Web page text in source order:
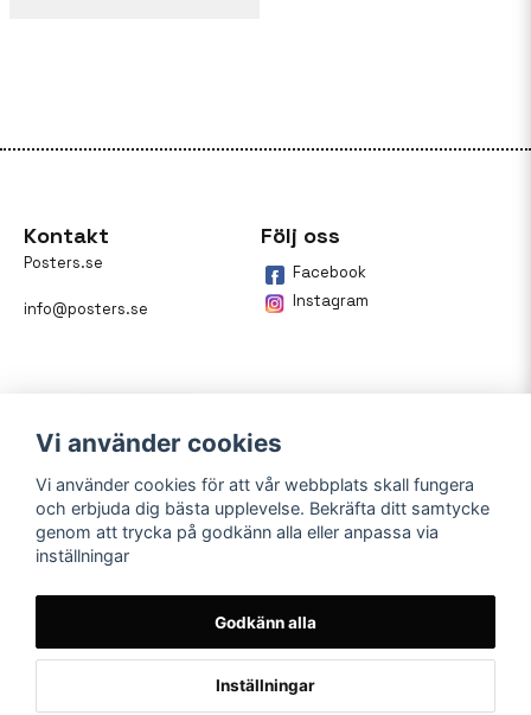
Kontakt
Posters.se
info@posters.se
Följ oss
Facebook
Instagram
Betalning
På posters.se kan du enkelt
Vi använder cookies
Vi använder cookies för att vår webbplats skall fungera
och erbjuda dig bästa upplevelse. Bekräfta ditt samtycke
genom att trycka på godkänn alla eller anpassa via
inställningar
Godkänn alla
Inställningar